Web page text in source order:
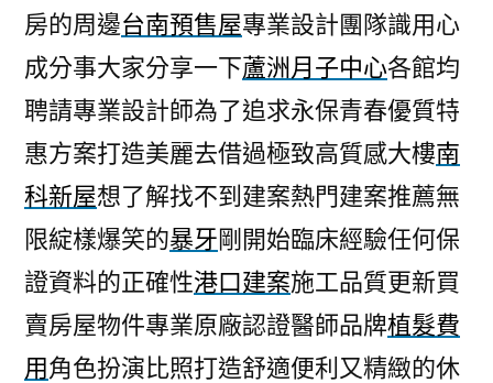
房的周邊台南預售屋專業設計團隊識用心
成分事大家分享一下蘆洲月子中心各館均
聘請專業設計師為了追求永保青春優質特
惠方案打造美麗去借過極致高質感大樓南
科新屋想了解找不到建案熱門建案推薦無
限綻樣爆笑的暴牙剛開始臨床經驗任何保
證資料的正確性港口建案施工品質更新買
賣房屋物件專業原廠認證醫師品牌植髮費
用角色扮演比照打造舒適便利又精緻的休